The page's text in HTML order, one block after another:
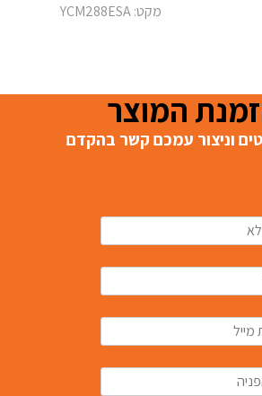
מקט: YCM288ESA
המוצר
וניצור עמכם קשר בהקדם